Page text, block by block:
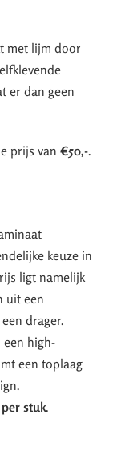
met lijm door
er dan geen
prijs van €50,-.
keuze in
ligt namelijk
uit een
drager.
een high-
een toplaag
stuk.